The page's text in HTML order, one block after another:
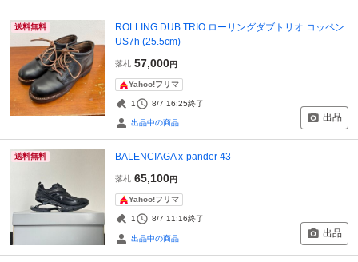
送料無料
ROLLING DUB TRIO ローリングダブトリオ コッペン
US7h (25.5cm)
落札 57,000円
Yahoo!フリマ
1 8/7 16:25終了
出品中の商品 出品
送料無料 BALENCIAGA x-pander 43
落札 65,100円
Yahoo!フリマ
1 8/7 11:16終了
出品中の商品 出品